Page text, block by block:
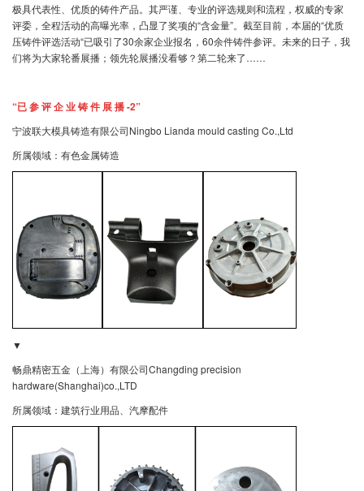
极具代表性、优质的铸件产品。其严谨、专业的评选规则和流程，权威的专家
评委，全程活动的高曝光率，凸显了奖项的“含金量”。截至目前，本届的“优质
压铸件评选活动“已吸引了30余家企业报名，60余件铸件参评。未来的日子，我
们将为大家轮番展播；领先轮展播没看够？第二轮来了……
“已 参 评 企 业 铸 件 展 播 -2”
宁波联大模具铸造有限公司Ningbo Lianda mould casting Co.,Ltd
所属领域：有色金属铸造
▼
畅鼎精密五金（上海）有限公司Changding precision
hardware(Shanghai)co.,LTD
所属领域：建筑行业用品、汽摩配件